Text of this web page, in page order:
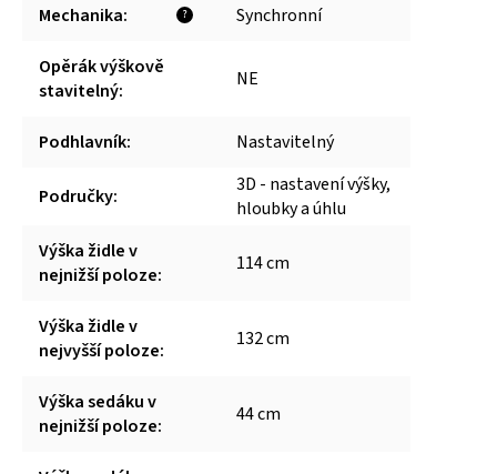
?
Mechanika: Synchronní
Opěrák výškově
stavitelný: NE
Podhlavník: Nastavitelný
Područky:
3D - nastavení výšky,
hloubky a úhlu
Výška židle v
nejnižší poloze: 114 cm
Výška židle v
nejvyšší poloze: 132 cm
Výška sedáku v
nejnižší poloze: 44 cm